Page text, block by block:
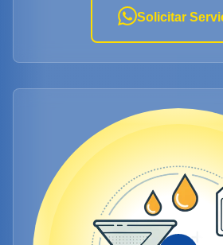
Solicitar